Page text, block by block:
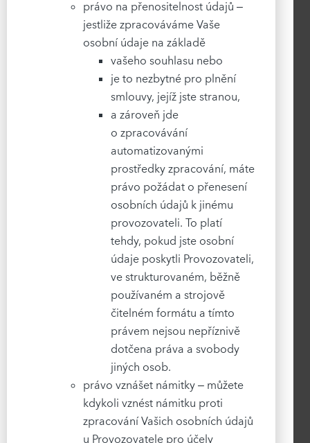
právo na přenositelnost údajů –
jestliže zpracováváme Vaše
osobní údaje na základě
vašeho souhlasu nebo
je to nezbytné pro plnění
smlouvy, jejíž jste stranou,
a zároveň jde
o zpracovávání
automatizovanými
prostředky zpracování, máte
právo požádat o přenesení
osobních údajů k jinému
provozovateli. To platí
tehdy, pokud jste osobní
údaje poskytli Provozovateli,
ve strukturovaném, běžně
používaném a strojově
čitelném formátu a tímto
právem nejsou nepříznivě
dotčena práva a svobody
jiných osob.
právo vznášet námitky – můžete
kdykoli vznést námitku proti
zpracování Vašich osobních údajů
u Provozovatele pro účely